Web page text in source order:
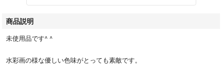
商品説明
未使用品です^ ^
水彩画の様な優しい色味がとっても素敵です。